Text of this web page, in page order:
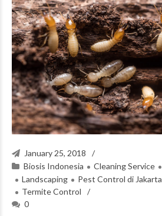
January 25, 2018
Biosis Indonesia
Cleaning Service
Landscaping
Pest Control di Jakarta
Termite Control
0